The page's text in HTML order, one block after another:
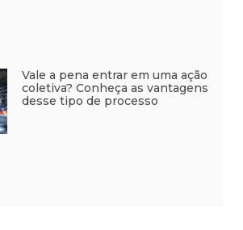
Vale a pena entrar em uma ação
coletiva? Conheça as vantagens
desse tipo de processo